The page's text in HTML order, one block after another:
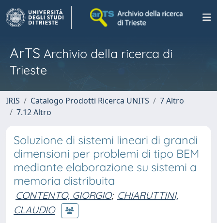
ArTS Archivio della ricerca di
Trieste
IRIS Catalogo Prodotti Ricerca UNITS
7 Altro
7.12 Altro
Soluzione di sistemi lineari di grandi
dimensioni per problemi di tipo BEM
mediante elaborazione su sistemi a
memoria distribuita
CONTENTO, GIORGIO; CHIARUTTINI,
CLAUDIO